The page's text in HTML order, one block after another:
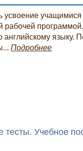
учащимися
рабочей
языку.
Подробнее
Учебное